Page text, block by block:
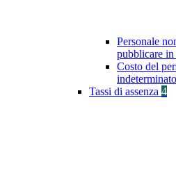
Personale
pubblicare in
Costo del
Tassi di assenza 4